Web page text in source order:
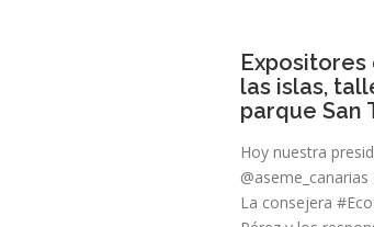
las islas,
parque San
Hoy nuestra
La consejera